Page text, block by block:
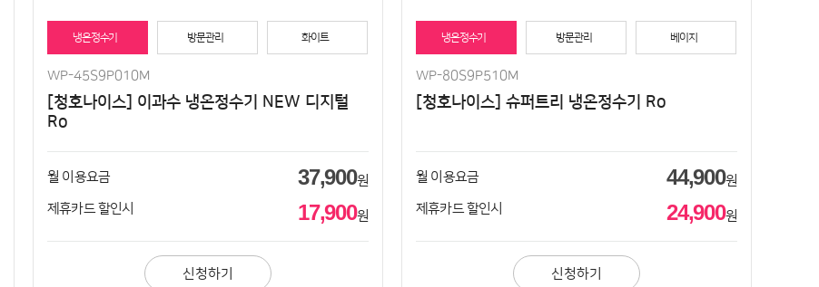
냉온정수기 방문관리 화이트
WP-45S9P010M
[청호나이스] 이과수 냉온정수기 NEW 디지털
Ro
월 이용요금 37,900원
제휴카드 할인시
17,900원
신청하기
냉온정수기 방문관리 베이지
WP-80S9P510M
[청호나이스] 슈퍼트리 냉온정수기 Ro
월 이용요금 44,900원
제휴카드 할인시
24,900원
신청하기